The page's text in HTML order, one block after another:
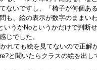
ないですし、「椅子が何個ある
も、絵の表示が数字のままい
いうかNoというかだけで判断
じでした。
れても絵を見てないので正解
と聞いたらクラスの絵を出し